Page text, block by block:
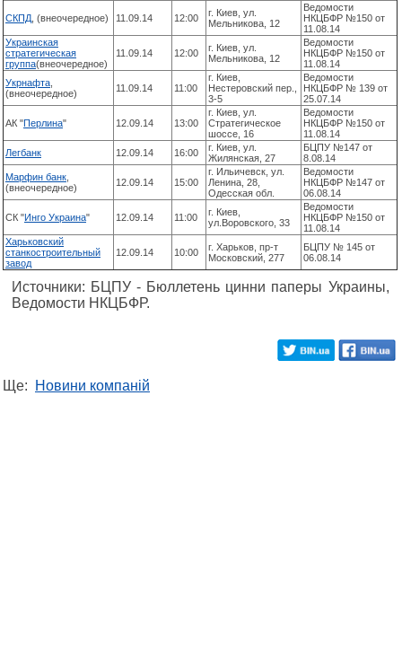
СКПД , (внеочередное) 11.09.14 12:00
г. Киев, ул.
Мельникова, 12
Ведомости
НКЦБФР №150 от
11.08.14
Украинская
стратегическая
группа(внеочередное)
11.09.14 12:00
г. Киев, ул.
Мельникова, 12
Ведомости
НКЦБФР №150 от
11.08.14
Укрнафта
(внеочередное)
11.09.14 11:00
г. Киев,
Нестеровский пер.,
3-5
Ведомости
НКЦБФР № 139 от
25.07.14
АК "Перлина" 12.09.14 13:00
г. Киев, ул.
Стратегическое
шоссе, 16
Ведомости
НКЦБФР №150 от
11.08.14
Легбанк
12.09.14 16:00
г. Киев, ул.
Жилянская, 27
БЦПУ №147 от
8.08.14
Марфин банк
(внеочередное)
12.09.14 15:00
г. Ильичевск, ул.
Ленина, 28,
Одесская обл.
Ведомости
НКЦБФР №147 от
06.08.14
СК "Инго Украина" 12.09.14 11:00
г. Киев,
ул.Воровского, 33
Ведомости
НКЦБФР №150 от
11.08.14
Харьковский
станкостроительный
завод
12.09.14 10:00
г. Харьков, пр-т
Московский, 277
БЦПУ № 145 от
06.08.14
Источники: БЦПУ - Бюллетень цинни паперы Украины,
Ведомости НКЦБФР.
Ще: Новини компаній